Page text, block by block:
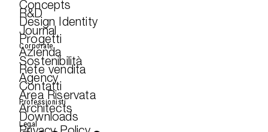
Concepts
R&D
Design Identity
Journal
Progetti
Corporate
Azienda
Sostenibilità
Rete vendita
Agency
Contatti
Area Riservata
Professionisti
Architects
Downloads
Legal